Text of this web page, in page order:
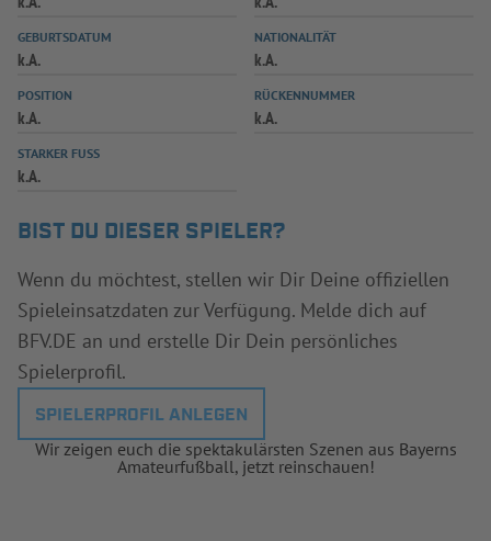
SPIELPLUS
GEBURTSDATUM
k.A.
NATIONALITÄT
k.A.
POSITION
k.A.
RÜCKENNUMMER
k.A.
STARKER FUSS
k.A.
BIST DU DIESER SPIELER?
Wenn du möchtest, stellen wir Dir Deine offiziellen
Spieleinsatzdaten zur Verfügung. Melde dich auf
BFV.DE an und erstelle Dir Dein persönliches
Spielerprofil.
SPIELERPROFIL ANLEGEN
Wir zeigen euch die spektakulärsten Szenen aus Bayerns
Amateurfußball, jetzt reinschauen!